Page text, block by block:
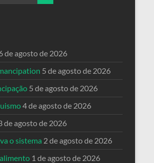
de agosto de 2026
5 de agosto de 2026
5 de agosto de 2026
4 de agosto de 2026
de agosto de 2026
o sistema 2 de agosto de 2026
1 de agosto de 2026